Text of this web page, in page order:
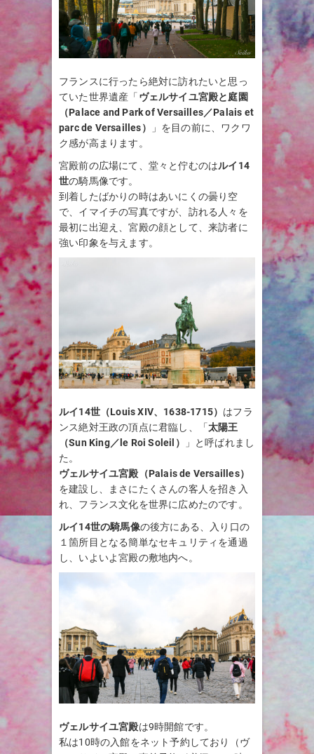
フランスに行ったら絶対に訪れたいと思っ
ていた世界遺産「 ヴェルサイユ宮殿と庭園
（Palace and Park of Versailles／Palais et
parc de Versailles）
」を目の前に、ワクワ
ク感が高まります。
宮殿前の広場にて、堂々と佇むのはルイ14
世の騎馬像です。
到着したばかりの時はあいにくの曇り空
で、イマイチの写真ですが、訪れる人々を
最初に出迎え、宮殿の顔として、来訪者に
強い印象を与えます。
ルイ14世（Louis XIV、1638-1715） はフラ
ンス絶対王政の頂点に君臨し、「太陽王
（Sun King／le Roi Soleil）
」と呼ばれまし
た。
ヴェルサイユ宮殿（Palais de Versailles）
を建設し、まさにたくさんの客人を招き入
れ、フランス文化を世界に広めたのです。
ルイ14世の騎馬像の後方にある、入り口の
１箇所目となる簡単なセキュリティを通過
し、いよいよ宮殿の敷地内へ。
ヴェルサイユ宮殿は9時開館です。
私は10時の入館をネット予約しており（ヴ